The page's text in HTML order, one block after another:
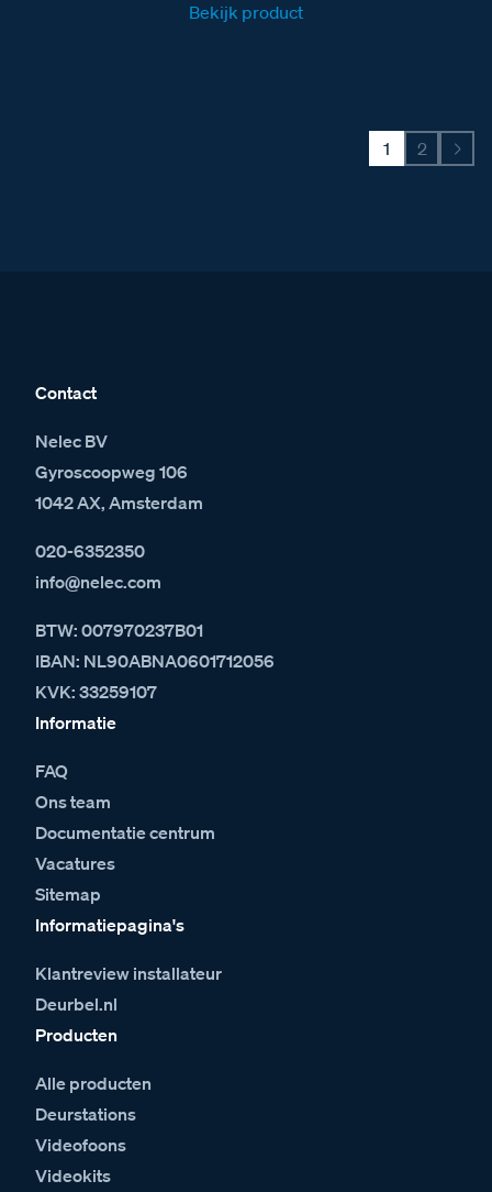
Bekijk product
1 2
Contact
Nelec BV
Gyroscoopweg 106
1042 AX, Amsterdam
020-6352350
info@nelec.com
BTW: 007970237B01
IBAN: NL90ABNA0601712056
KVK: 33259107
Informatie
FAQ
Ons team
Documentatie centrum
Vacatures
Sitemap
Informatiepagina's
Klantreview installateur
Deurbel.nl
Producten
Alle producten
Deurstations
Videofoons
Videokits